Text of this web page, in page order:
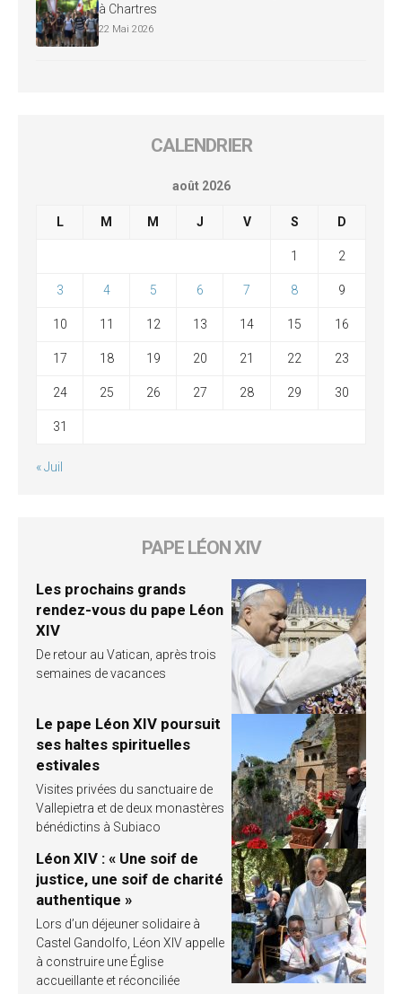
à Chartres
22 Mai 2026
CALENDRIER
août 2026
L M M J V S D
1 2
3 4 5 6 7 8 9
10 11 12 13 14 15 16
17 18 19 20 21 22 23
24 25 26 27 28 29 30
31
« Juil
PAPE LÉON XIV
Les prochains grands
rendez-vous du pape Léon
XIV
De retour au Vatican, après trois
semaines de vacances
Le pape Léon XIV poursuit
ses haltes spirituelles
estivales
Visites privées du sanctuaire de
Vallepietra et de deux monastères
bénédictins à Subiaco
Léon XIV : « Une soif de
justice, une soif de charité
authentique »
Lors d’un déjeuner solidaire à
Castel Gandolfo, Léon XIV appelle
à construire une Église
accueillante et réconciliée